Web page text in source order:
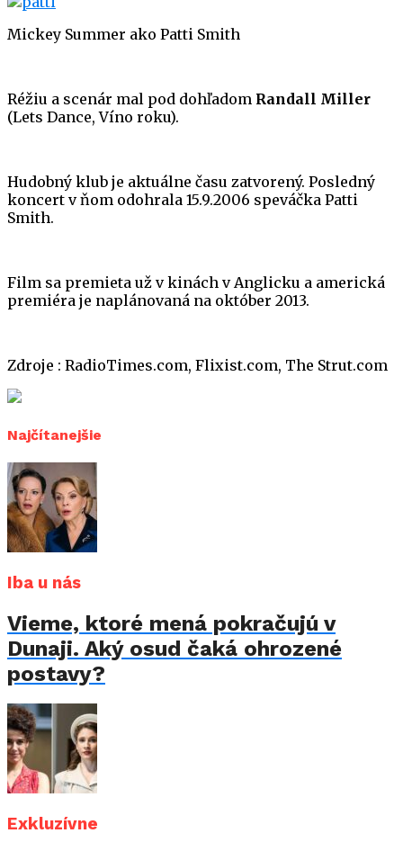
Mickey Summer ako Patti Smith
Réžiu a scenár mal pod dohľadom Randall Miller
(Lets Dance, Víno roku).
Hudobný klub je aktuálne času zatvorený. Posledný
koncert v ňom odohrala 15.9.2006 speváčka Patti
Smith.
Film sa premieta už v kinách v Anglicku a americká
premiéra je naplánovaná na október 2013.
Zdroje : RadioTimes.com, Flixist.com, The Strut.com
Najčítanejšie
Iba u nás
Vieme, ktoré mená pokračujú v
Dunaji. Aký osud čaká ohrozené
postavy?
Exkluzívne